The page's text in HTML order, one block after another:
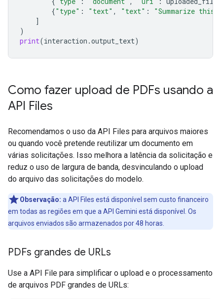
{"type" : "text" , "text" :
"Summarize this
]
)
print(interaction .output_text)
Como fazer upload de PDFs usando a
API Files
Recomendamos o uso da API Files para arquivos maiores
ou quando você pretende reutilizar um documento em
várias solicitações. Isso melhora a latência da solicitação e
reduz o uso de largura de banda, desvinculando o upload
do arquivo das solicitações do modelo.
Observação: a API Files está disponível sem custo financeiro
em todas as regiões em que a API Gemini está disponível. Os
arquivos enviados são armazenados por 48 horas.
PDFs grandes de URLs
Use a API File para simplificar o upload e o processamento
de arquivos PDF grandes de URLs: